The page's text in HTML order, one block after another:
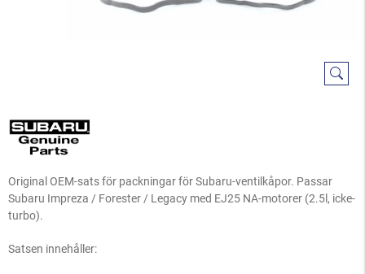
Original OEM-sats för packningar för Subaru-ventilkåpor. Passar
Subaru Impreza / Forester / Legacy med EJ25 NA-motorer (2.5l, icke-
turbo).
Satsen innehåller: